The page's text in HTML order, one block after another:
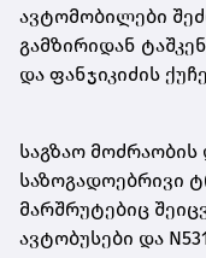
ავტომობილები
გამზირიდან
და ფანჯიკიძის
საგზაო
საზოგადოებრივი
მარშრუტებიც
ავტობუსები და